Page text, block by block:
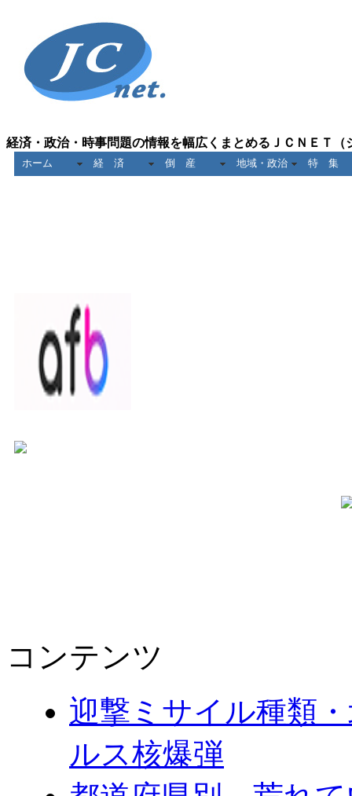
経済・政治・時事問題の情報を幅広くまとめるＪＣＮＥＴ（
ホーム 経 済 倒 産 地域・政治 特 集
コンテンツ
迎撃ミサイル種類
ルス核爆弾